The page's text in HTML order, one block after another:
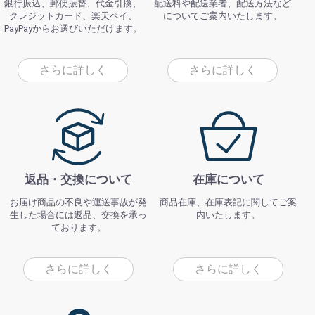
銀行振込、郵便振替、代金引換、
クレジットカード、楽天ペイ、
PayPayからお選びいただけます。
さらに詳しく
配送料や配送業者、配送方法など
についてご案内いたします。
さらに詳しく
返品・交換について
お届け商品の不良や運送事故が発
生した場合には返品、交換を承っ
ております。
さらに詳しく
在庫について
商品在庫、在庫表記に関してご案
内いたします。
さらに詳しく